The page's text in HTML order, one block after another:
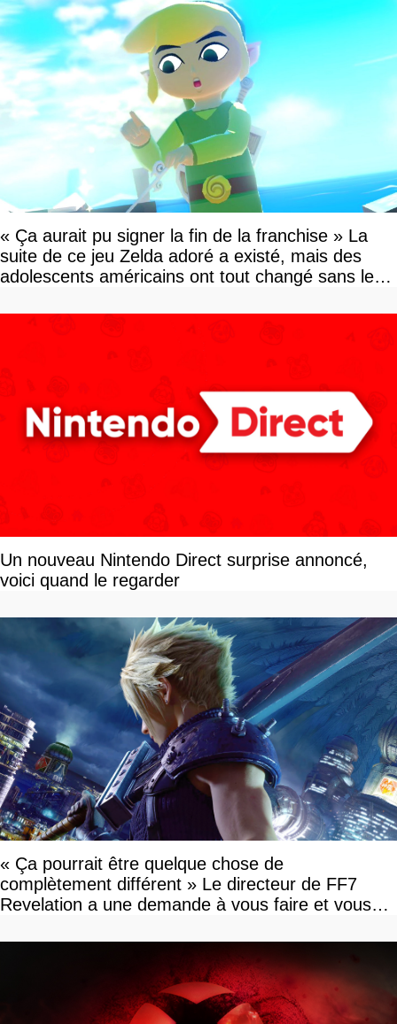
« Ça aurait pu signer la fin de la franchise » La
suite de ce jeu Zelda adoré a existé, mais des
adolescents américains ont tout changé sans le
Un nouveau Nintendo Direct surprise annoncé,
voici quand le regarder
« Ça pourrait être quelque chose de
complètement différent » Le directeur de FF7
Revelation a une demande à vous faire et vous